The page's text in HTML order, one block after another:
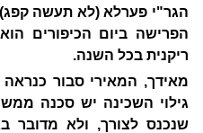
הגר"י פערלא (לא תעשה
הפרישה ביום הכיפורים
ריקנית בכל השנה.
מאידך, המאירי סבור
גילוי השכינה יש סכנה
שנכנס לצורך, ולא מדובר